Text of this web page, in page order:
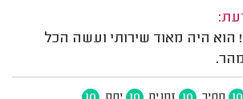
היה מאוד שירותי ועשה הכל